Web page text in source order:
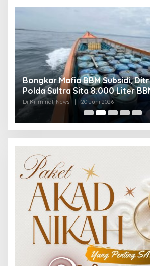
Bongkar Mafia BBM Subsidi,
Polda Sultra Sita 8.000 Liter
Ringkus 3 Tersangka
Di Kriminal, News 20 Juni 2026